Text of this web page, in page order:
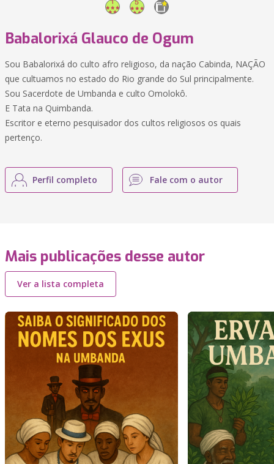
Babalorixá Glauco de Ogum
Sou Babalorixá do culto afro religioso, da nação Cabinda, NAÇÃO
que cultuamos no estado do Rio grande do Sul principalmente.
Sou Sacerdote de Umbanda e culto Omolokô.
E Tata na Quimbanda.
Escritor e eterno pesquisador dos cultos religiosos os quais
pertenço.
Perfil completo Fale com o autor
Mais publicações desse autor
Ver a lista completa